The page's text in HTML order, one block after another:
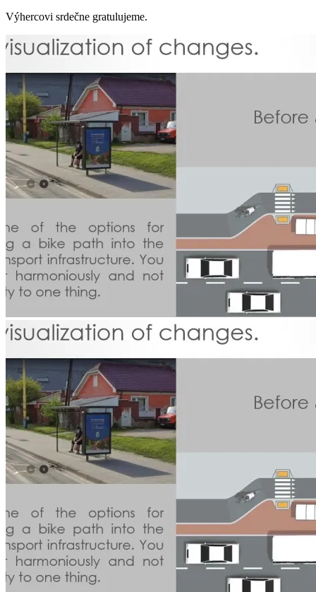
Výhercovi srdečne gratulujeme.